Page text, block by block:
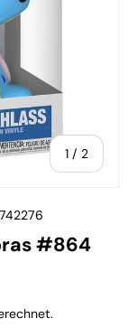
1 / von
2
#864